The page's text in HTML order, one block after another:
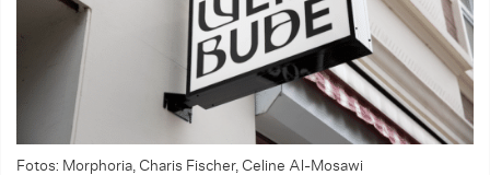
Fotos: Morphoria, Charis Fischer, Celine Al-Mosawi